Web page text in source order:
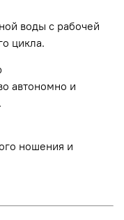
воды с рабочей
цикла.
автономно и
ношения и